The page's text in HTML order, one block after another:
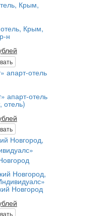
Крым,
н
апарт-отель
отель)
Новгород,
Новгород